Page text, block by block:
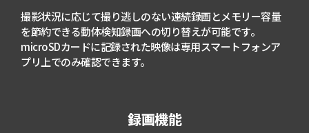
撮影状況に応じて撮り逃しのない連続録画とメモリー容量
を節約できる動体検知録画への切り替えが可能です。
microSDカードに記録された映像は専用スマートフォンア
プリ上でのみ確認できます。
録画機能